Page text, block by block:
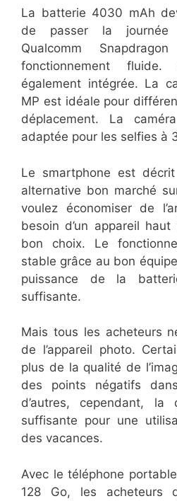
La batterie 4030 mAh
de passer la
Qualcomm
fonctionnement
également intégrée. La
MP est idéale pour
déplacement. La
adaptée pour les selfies à
Le smartphone est
alternative bon marché
voulez économiser de
besoin d’un appareil
bon choix. Le
stable grâce au bon
puissance de la
suffisante.
Mais tous les acheteurs
de l’appareil photo.
plus de la qualité de
des points négatifs
d’autres, cependant, la
suffisante pour une
des vacances.
Avec le téléphone
128 Go, les acheteurs